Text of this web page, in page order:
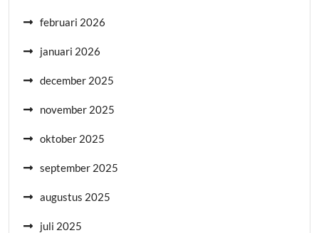
februari 2026
januari 2026
december 2025
november 2025
oktober 2025
september 2025
augustus 2025
juli 2025